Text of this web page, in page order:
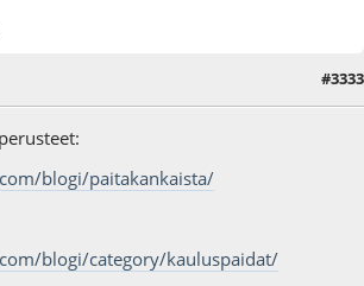
#3333
blogi/paitakankaista/
blogi/category/kauluspaidat/